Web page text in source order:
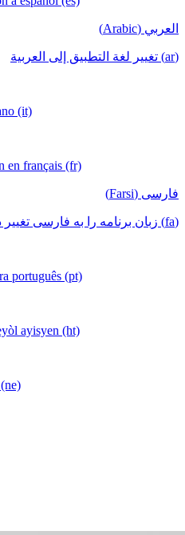
العربي (Arabic)
(ar) تغيير لغة التطبيق إلى العربية
(it)
en français (fr)
فارسی (Farsi)
(fa) زبان برنامه را به فارسی تغییر دهید
português (pt)
ayisyen (ht)
(ne)